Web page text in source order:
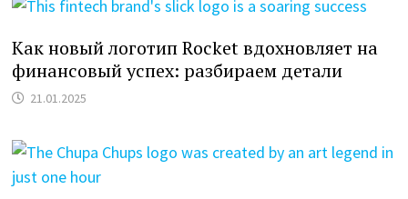
Как новый логотип Rocket вдохновляет на
финансовый успех: разбираем детали
21.01.2025